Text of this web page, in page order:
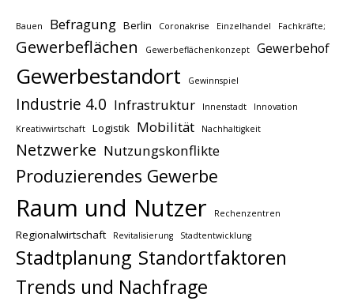
Bauen Befragung Berlin Coronakrise Einzelhandel Fachkräfte;
Gewerbeflächen Gewerbeflächenkonzept Gewerbehof
Gewerbestandort Gewinnspiel
Industrie 4.0 Infrastruktur Innenstadt
Innovation
Kreativwirtschaft
Logistik Mobilität Nachhaltigkeit
Netzwerke Nutzungskonflikte
Produzierendes Gewerbe
Raum und Nutzer Rechenzentren
Regionalwirtschaft Revitalisierung Stadtentwicklung
Stadtplanung Standortfaktoren
Trends und Nachfrage